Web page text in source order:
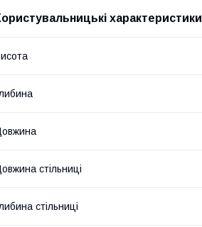
характеристики
стільниці
стільниці